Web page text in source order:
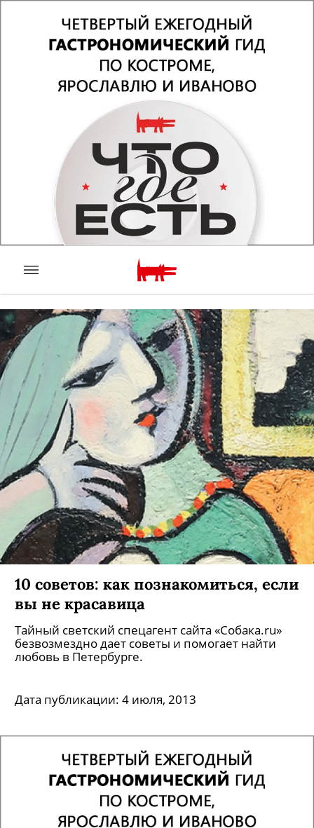
10 советов: как познакомиться, если
вы не красавица
Тайный светский спецагент сайта «Собака.ru»
безвозмездно дает советы и помогает найти
любовь в Петербурге.
Дата публикации: 4 июля, 2013